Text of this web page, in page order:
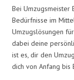
Bei Umzugsmeister
Bedürfnisse im
Umzugslösungen
dabei deine
ist es, dir den
dich von Anfang bis